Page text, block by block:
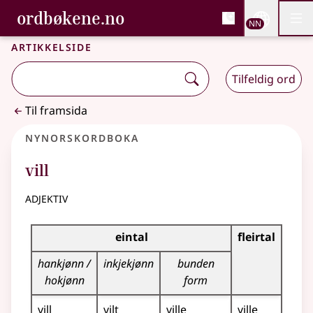
Gå til hovudinnhald
Tilgjenge
ordbøkene.no, Bokmålsordboka og
Bokmålsordboka og Nynorskordboka
NN
Artikkelside
Tilfeldig ord
Til framsida
Nynorskordboka
vill
adjektiv
Bøyningstabell for dette adjektivet
eintal
fleirtal
hankjønn /
hokjønn
inkjekjønn
bunden
form
vill
vilt ville ville